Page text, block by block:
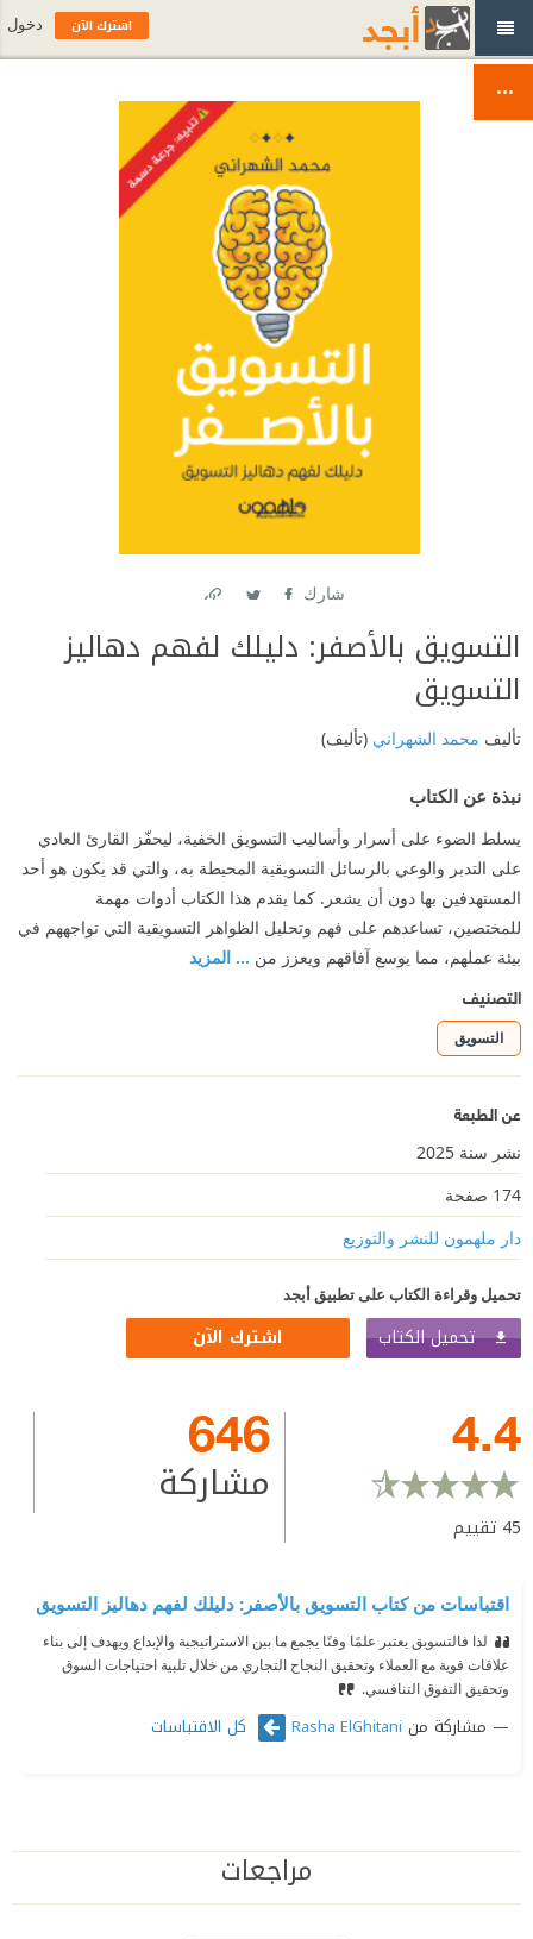
شارك
التسويق بالأصفر: دليلك لفهم دهاليز
التسويق
تأليف محمد الشهراني (تأليف)
نبذة عن الكتاب
يسلط الضوء على أسرار وأساليب التسويق الخفية، ليحفّز القارئ العادي
على التدبر والوعي بالرسائل التسويقية المحيطة به، والتي قد يكون هو أحد
المستهدفين بها دون أن يشعر. كما يقدم هذا الكتاب أدوات مهمة
للمختصين، تساعدهم على فهم وتحليل الظواهر التسويقية التي تواجههم في
بيئة عملهم، مما يوسع آفاقهم ويعزز من ... المزيد
التصنيف
التسويق
عن الطبعة
نشر سنة 2025
174 صفحة
دار ملهمون للنشر والتوزيع
تحميل وقراءة الكتاب على تطبيق أبجد
تحميل الكتاب اشترك الآن
4.4
45 تقييم
646
مشاركة
اقتباسات من كتاب التسويق بالأصفر: دليلك لفهم دهاليز التسويق
لذا فالتسويق يعتبر علمًا وفنًا يجمع ما بين الاستراتيجية والإبداع ويهدف إلى بناء
علاقات قوية مع العملاء وتحقيق النجاح التجاري من خلال تلبية احتياجات السوق
وتحقيق التفوق التنافسي.
مشاركة من Rasha ElGhitani كل الاقتباسات
مراجعات
اشترك الآن دخول